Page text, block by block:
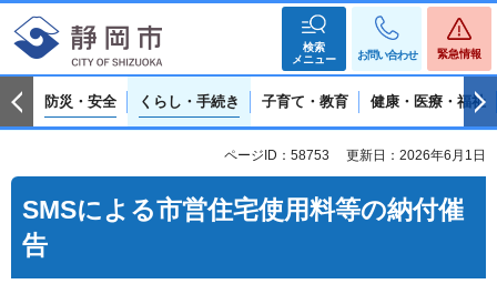
検索
メニュー
お問い合わせ 緊急情報
防災・安全 くらし・手続き 子育て・教育 健康・医療・福祉
ページID：58753 更新日：2026年6月1日
SMSによる市営住宅使用料等の納付催
告